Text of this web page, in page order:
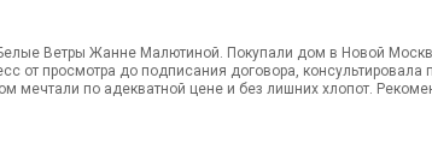
Ветры Жанне Малютиной. Покупали дом в Новой
от просмотра до подписания договора,
мечтали по адекватной цене и без лишних хлопот.